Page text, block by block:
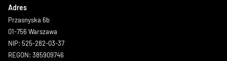
Adres
Przasnyska 6b
01-756 Warszawa
NIP: 525-282-03-37
REGON: 385909746